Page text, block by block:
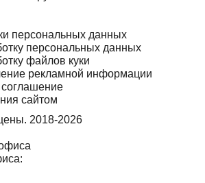
персональных данных
персональных данных
файлов куки
рекламной информации
соглашение
сайтом
2018-2026